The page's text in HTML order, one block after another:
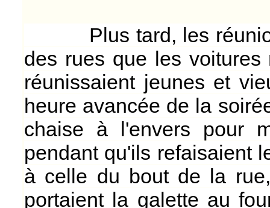
Plus tard, les
des rues que les voitures
réunissaient jeunes et
heure avancée de la
chaise à l'envers pour
pendant qu'ils refaisaient
à celle du bout de la
portaient la galette au